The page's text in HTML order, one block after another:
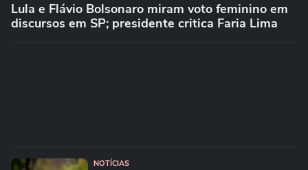
Lula e Flávio Bolsonaro miram voto feminino em
discursos em SP; presidente critica Faria Lima
NOTÍCIAS